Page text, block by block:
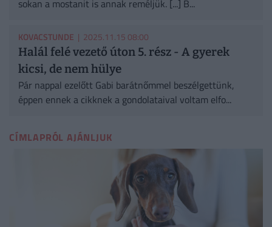
sokan a mostanit is annak reméljük. [...] B...
KOVACSTUNDE | 2025.11.15 08:00
Halál felé vezető úton 5. rész - A gyerek
kicsi, de nem hülye
Pár nappal ezelőtt Gabi barátnőmmel beszélgettünk,
éppen ennek a cikknek a gondolataival voltam elfo...
CÍMLAPRÓL AJÁNLJUK